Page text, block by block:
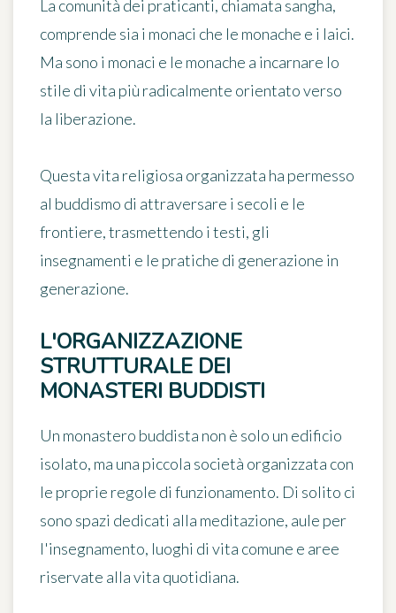
La comunità dei praticanti, chiamata sangha,
comprende sia i monaci che le monache e i laici.
Ma sono i monaci e le monache a incarnare lo
stile di vita più radicalmente orientato verso
la liberazione.
Questa vita religiosa organizzata ha permesso
al buddismo di attraversare i secoli e le
frontiere, trasmettendo i testi, gli
insegnamenti e le pratiche di generazione in
generazione.
L'ORGANIZZAZIONE
STRUTTURALE DEI
MONASTERI BUDDISTI
Un monastero buddista non è solo un edificio
isolato, ma una piccola società organizzata con
le proprie regole di funzionamento. Di solito ci
sono spazi dedicati alla meditazione, aule per
l'insegnamento, luoghi di vita comune e aree
riservate alla vita quotidiana.